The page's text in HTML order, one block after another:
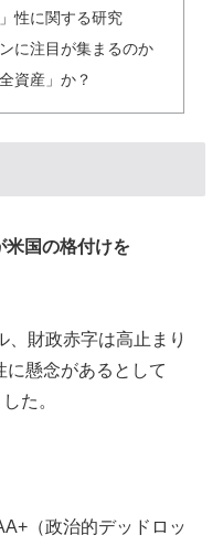
性に関する研究
に注目が集まるのか
資産」か？
米国の格付けを
、財政赤字は高止まり
に懸念があるとして
た。
（政治的デッドロッ